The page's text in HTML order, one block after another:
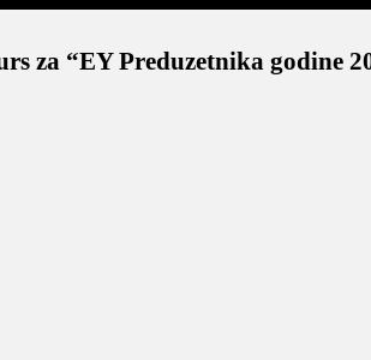
za “EY Preduzetnika godine